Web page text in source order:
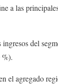
a las
del
el agregado